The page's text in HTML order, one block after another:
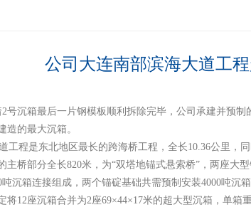
公司大连南部滨海大道工
2号沉箱最后一片钢模板顺利拆除完毕，公司承建并预
造的最大沉箱。
程是东北地区最长的跨海桥工程，全长10.36公里，
主桥部分全长820米，为“双塔地锚式悬索桥”，两座大
吨沉箱连接组成，两个锚碇基础共需预制安装4000吨
将12座沉箱合并为2座69×44×17米的超大型沉箱，单